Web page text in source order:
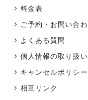
料金表
ご予約・お問い合
よくある質問
個人情報の取り扱
キャンセルポリシー
相互リンク